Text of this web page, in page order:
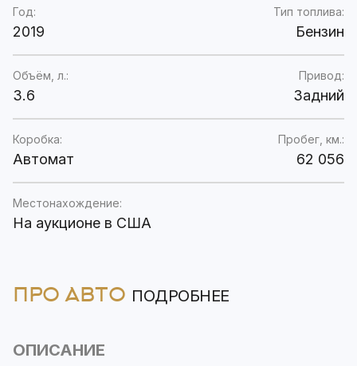
Год:
2019
Тип топлива:
Бензин
Объём, л.:
3.6
Привод:
Задний
Коробка:
Автомат
Пробег, км.:
62 056
Местонахождение:
На аукционе в США
ПРО АВТО ПОДРОБНЕЕ
ОПИСАНИЕ